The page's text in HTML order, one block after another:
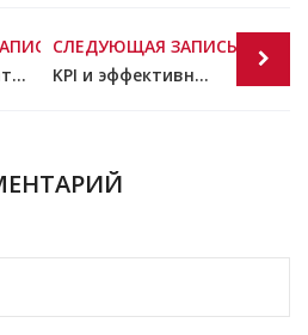
Немного о нематериальной материальной мотивации
СЛЕДУЮЩАЯ ЗАПИСЬ
KPI и эффективность персонала как есурс оптимизации расходов и увеличение доходов